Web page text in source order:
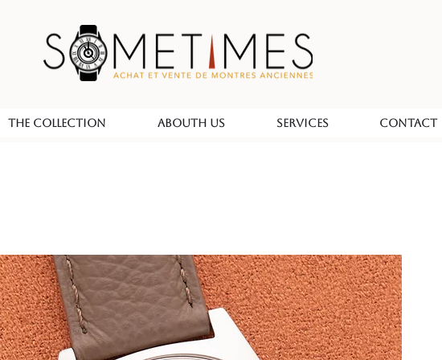
THE COLLECTION ABOUTH US SERVICES CONTACT